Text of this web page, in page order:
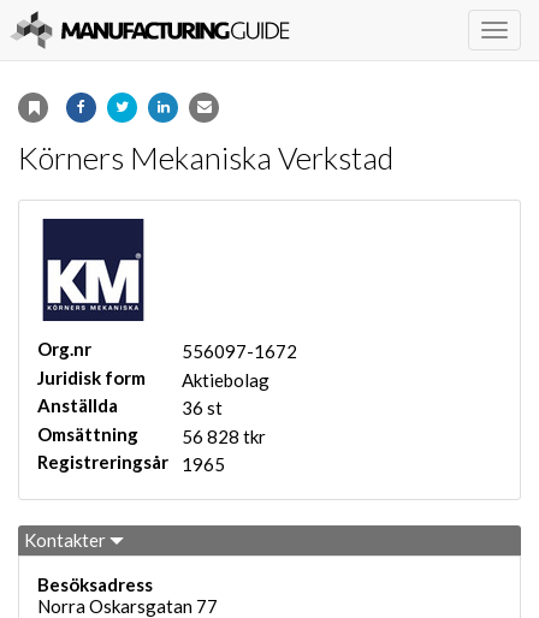
Körners Mekaniska Verkstad
Org.nr
556097-1672
Juridisk form
Aktiebolag
Anställda
36 st
Omsättning
56 828 tkr
Registreringsår
1965
Kontakter
Besöksadress
Norra Oskarsgatan 77